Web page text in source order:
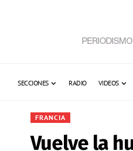
SECCIONES RADIO VIDEOS
FRANCIA
Vuelve la